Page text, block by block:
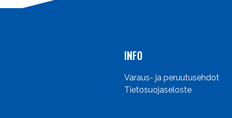
INFO
Varaus- ja peruutusehdot
Tietosuojaseloste